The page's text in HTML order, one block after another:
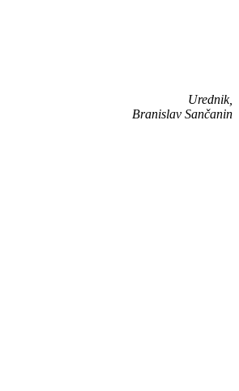
Urednik,
Branislav Sančanin